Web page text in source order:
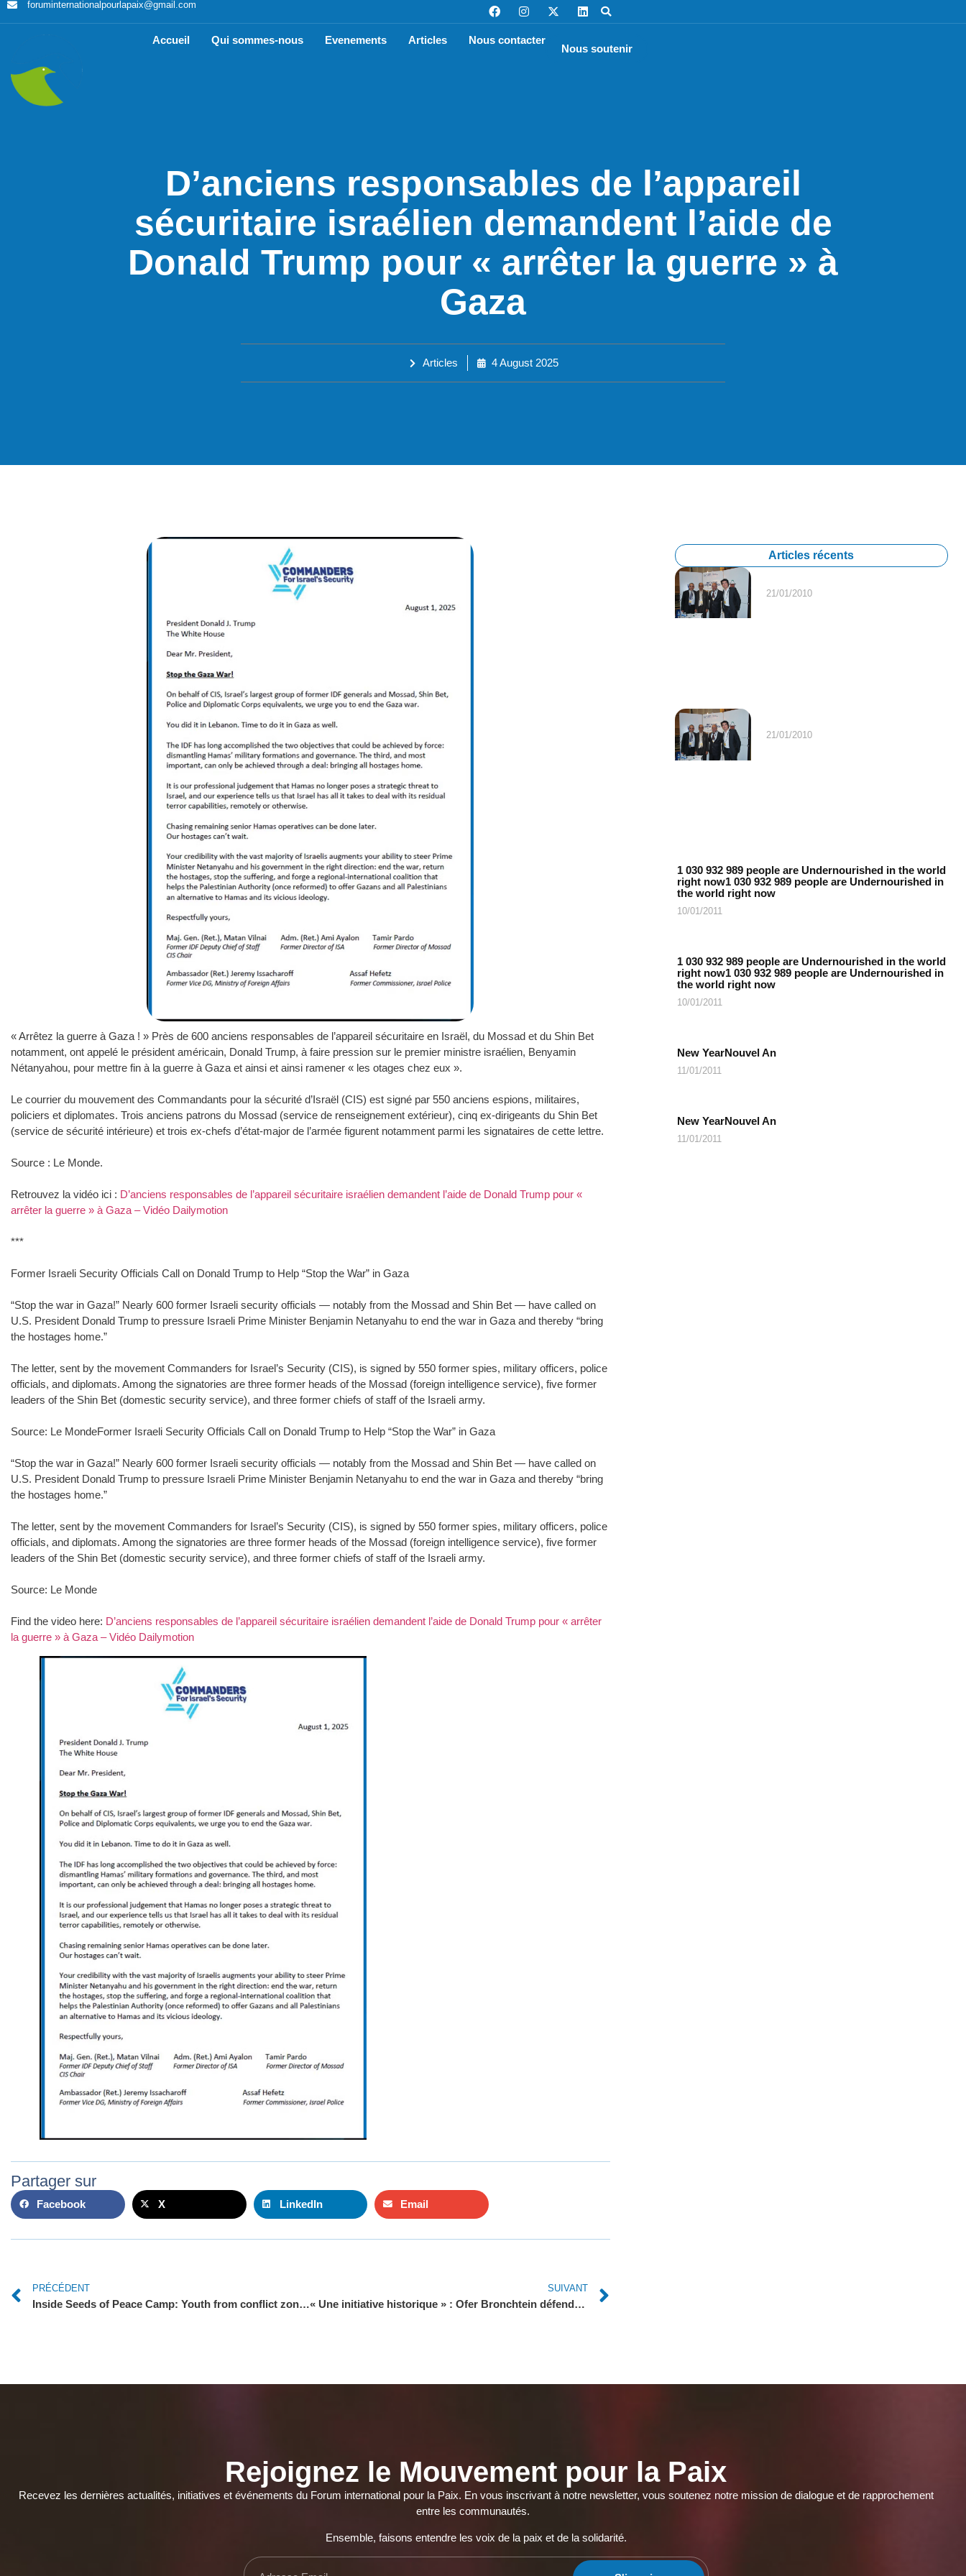
foruminternationalpourlapaix@gmail.com
Accueil Qui sommes-nous Evenements Articles Nous contacter
Nous soutenir
D’anciens responsables de l’appareil
sécuritaire israélien demandent l’aide de
Donald Trump pour « arrêter la guerre » à
Gaza
Articles 4 August 2025
« Arrêtez la guerre à Gaza ! » Près de 600 anciens responsables de l’appareil sécuritaire en Israël, du Mossad et du Shin Bet
notamment, ont appelé le président américain, Donald Trump, à faire pression sur le premier ministre israélien, Benyamin
Nétanyahou, pour mettre fin à la guerre à Gaza et ainsi et ainsi ramener « les otages chez eux ».
Le courrier du mouvement des Commandants pour la sécurité d’Israël (CIS) est signé par 550 anciens espions, militaires,
policiers et diplomates. Trois anciens patrons du Mossad (service de renseignement extérieur), cinq ex-dirigeants du Shin Bet
(service de sécurité intérieure) et trois ex-chefs d’état-major de l’armée figurent notamment parmi les signataires de cette lettre.
Source : Le Monde.
Retrouvez la vidéo ici : D’anciens responsables de l’appareil sécuritaire israélien demandent l’aide de Donald Trump pour «
arrêter la guerre » à Gaza – Vidéo Dailymotion
***
Former Israeli Security Officials Call on Donald Trump to Help “Stop the War” in Gaza
“Stop the war in Gaza!” Nearly 600 former Israeli security officials — notably from the Mossad and Shin Bet — have called on
U.S. President Donald Trump to pressure Israeli Prime Minister Benjamin Netanyahu to end the war in Gaza and thereby “bring
the hostages home.”
The letter, sent by the movement Commanders for Israel’s Security (CIS), is signed by 550 former spies, military officers, police
officials, and diplomats. Among the signatories are three former heads of the Mossad (foreign intelligence service), five former
leaders of the Shin Bet (domestic security service), and three former chiefs of staff of the Israeli army.
Source: Le MondeFormer Israeli Security Officials Call on Donald Trump to Help “Stop the War” in Gaza
“Stop the war in Gaza!” Nearly 600 former Israeli security officials — notably from the Mossad and Shin Bet — have called on
U.S. President Donald Trump to pressure Israeli Prime Minister Benjamin Netanyahu to end the war in Gaza and thereby “bring
the hostages home.”
The letter, sent by the movement Commanders for Israel’s Security (CIS), is signed by 550 former spies, military officers, police
officials, and diplomats. Among the signatories are three former heads of the Mossad (foreign intelligence service), five former
leaders of the Shin Bet (domestic security service), and three former chiefs of staff of the Israeli army.
Source: Le Monde
Find the video here: D’anciens responsables de l’appareil sécuritaire israélien demandent l’aide de Donald Trump pour « arrêter
la guerre » à Gaza – Vidéo Dailymotion
Partager sur
Facebook X LinkedIn Email
PRÉCÉDENT
Inside Seeds of Peace Camp: Youth from conflict zones set differences aside to heal together
SUIVANT
« Une initiative historique » : Ofer Bronchtein défend la reconnaissance d’un État palestinien par la France
Articles récents
21/01/2010
21/01/2010
1 030 932 989 people are Undernourished in the world
right now1 030 932 989 people are Undernourished in
the world right now
10/01/2011
1 030 932 989 people are Undernourished in the world
right now1 030 932 989 people are Undernourished in
the world right now
10/01/2011
New YearNouvel An
11/01/2011
New YearNouvel An
11/01/2011
Rejoignez le Mouvement pour la Paix
Recevez les dernières actualités, initiatives et événements du Forum international pour la Paix. En vous inscrivant à notre newsletter, vous soutenez notre mission de dialogue et de rapprochement
entre les communautés.
Ensemble, faisons entendre les voix de la paix et de la solidarité.